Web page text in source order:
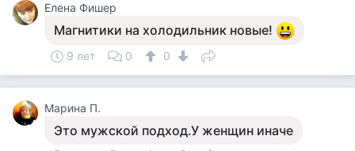
Елена Фишер
Магнитики на холодильник новые!
9 лет 0 0
Марина П.
Это мужской подход.У женщин иначе